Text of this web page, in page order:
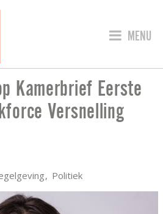
SPRING
MENU
KAMERBRIEF
Kamerbrief Eerste
Versnelling
Politiek